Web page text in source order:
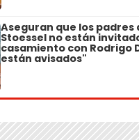
Aseguran que los padres
Stoessel no están
casamiento con Rodrigo
están avisados"